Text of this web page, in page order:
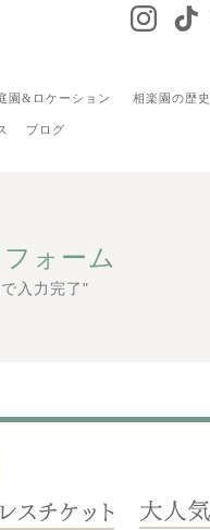
園&ロケーション 相楽園の歴史
ブログ
ォーム
入力完了"